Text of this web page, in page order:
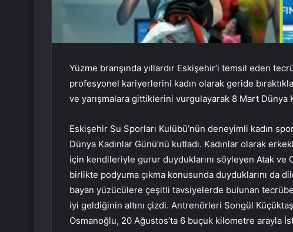
Yüzme branşında yıllardır Eskişehir’i temsil eden
profesyonel kariyerlerini kadın olarak geride
ve yarışmalara gittiklerini vurgulayarak 8 Mart Dünya
Eskişehir Su Sporları Kulübü’nün deneyimli kadın
Dünya Kadınlar Günü’nü kutladı. Kadınlar olarak
için kendileriyle gurur duyduklarını söyleyen Atak
birlikte podyuma çıkma konusunda duyduklarını da
bayan yüzücülere çeşitli tavsiyelerde bulunan
iyi geldiğinin altını çizdi. Antrenörleri Songül
Osmanoğlu, 20 Ağustos’ta 6 buçuk kilometre arayla